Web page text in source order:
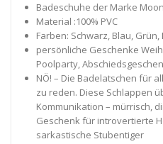
Badeschuhe der Marke
Material :100% PVC
Farben: Schwarz, Blau, Grün,
persönliche Geschenke
Poolparty,
NÖ! – Die Badelatschen für
zu reden. Diese Schlappen
Kommunikation – mürrisch,
Geschenk für introvertierte
sarkastische Stubentiger